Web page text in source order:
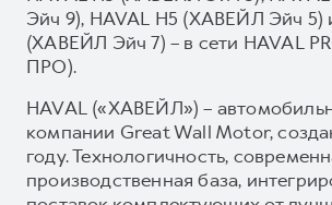
Эйч 9), HAVAL H5 (ХАВЕЙЛ Эйч 5)
(ХАВЕЙЛ Эйч 7) – в сети HAVAL
ПРО).
HAVAL («ХАВЕЙЛ») –
компании Great Wall Motor,
году. Технологичность,
производственная база,